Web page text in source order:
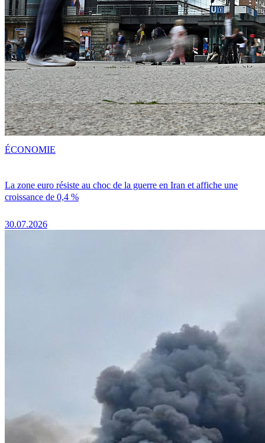
La zone euro résiste au choc de la guerre en Iran et affiche une
croissance de 0,4 %
30.07.2026
ÉCONOMIE